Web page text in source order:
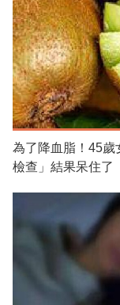
為了降血脂！45
檢查」結果呆住了